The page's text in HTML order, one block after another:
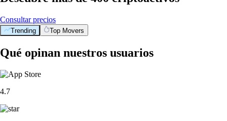
Consultar precios
Trending Top Movers
Qué opinan nuestros usuarios
4.7